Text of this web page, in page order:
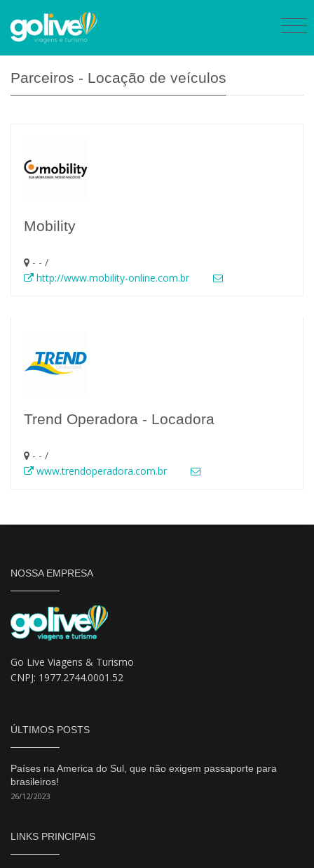
Parceiros - Locação de veículos
Mobility
- - /
http://www.mobility-online.com.br
Trend Operadora - Locadora
- - /
www.trendoperadora.com.br
NOSSA EMPRESA
Go Live Viagens & Turismo
CNPJ: 1977.2744.0001.52
ÚLTIMOS POSTS
Países na America do Sul, que não exigem passaporte para
brasileiros!
26/12/2023
LINKS PRINCIPAIS